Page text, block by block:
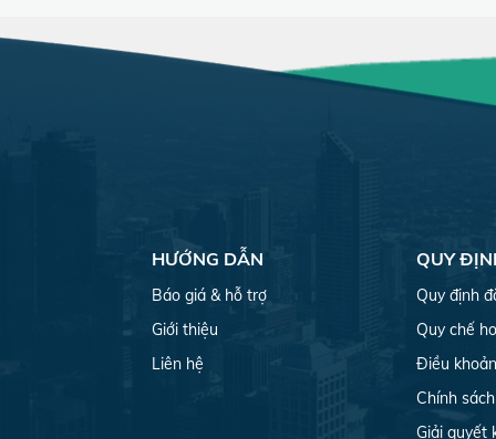
HƯỚNG DẪN
Báo giá & hỗ trợ
Giới thiệu
Liên hệ
QUY
Quy định
Quy chế
Điều
Chính
Giải quyết